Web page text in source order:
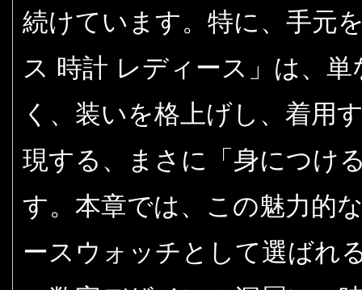
続けています。特に、手元
ス 時計 レディース」は、
く、装いを格上げし、着用
現する、まさに「身につけ
す。本章では、この魅力的
ースウォッチとして選ばれ